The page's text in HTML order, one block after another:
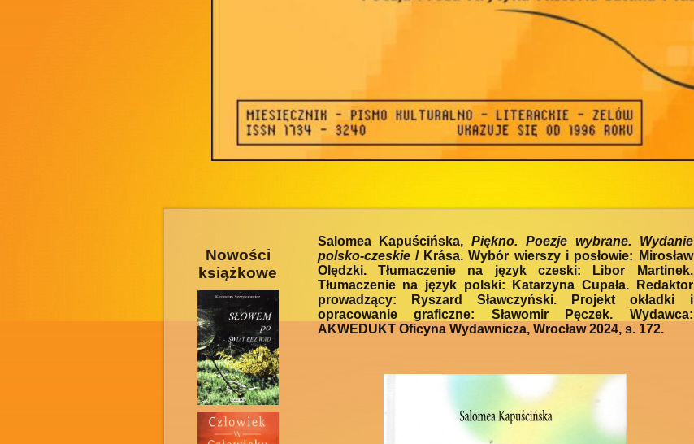
Nowości
książkowe
Salomea Kapuścińska,Piękno. Poezje wybrane. Wydanie
polsko-czeskie/ Krása. Wybór wierszy i posłowie: Mirosław
Olędzki. Tłumaczenie na język czeski: Libor Martinek.
Tłumaczenie na język polski: Katarzyna Cupała. Redaktor
prowadzący: Ryszard Sławczyński. Projekt okładki i
opracowanie graficzne: Sławomir Pęczek. Wydawca:
AKWEDUKT Oficyna Wydawnicza, Wrocław 2024, s. 172.